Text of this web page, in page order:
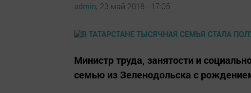
admin, 23 май 2018 - 17:05
Министр труда, занятости и
семью из Зеленодольска с